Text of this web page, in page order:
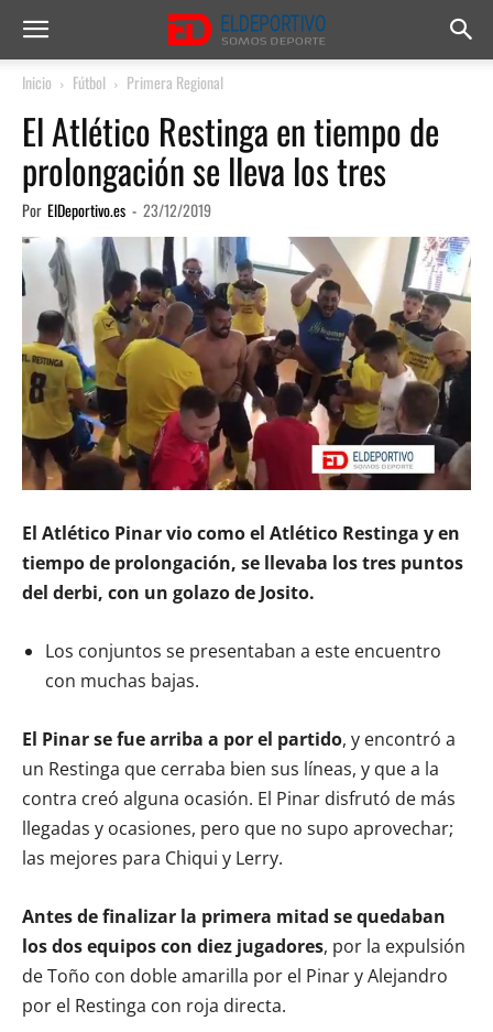
Inicio Fútbol Primera Regional
El Atlético Restinga en tiempo de
prolongación se lleva los tres
Por ElDeportivo.es - 23/12/2019
El Atlético Pinar vio como el Atlético Restinga y en
tiempo de prolongación, se llevaba los tres puntos
del derbi, con un golazo de Josito.
Los conjuntos se presentaban a este encuentro
con muchas bajas.
El Pinar se fue arriba a por el partido, y encontró a
un Restinga que cerraba bien sus líneas, y que a la
contra creó alguna ocasión. El Pinar disfrutó de más
llegadas y ocasiones, pero que no supo aprovechar;
las mejores para Chiqui y Lerry.
Antes de finalizar la primera mitad se quedaban
los dos equipos con diez jugadores, por la expulsión
de Toño con doble amarilla por el Pinar y Alejandro
por el Restinga con roja directa.